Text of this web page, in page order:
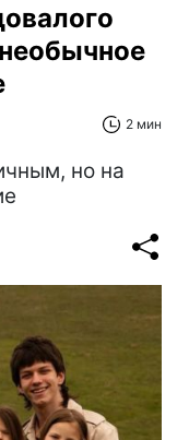
2 мин
но на